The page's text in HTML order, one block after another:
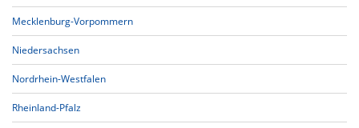
Mecklenburg-Vorpommern
Niedersachsen
Nordrhein-Westfalen
Rheinland-Pfalz